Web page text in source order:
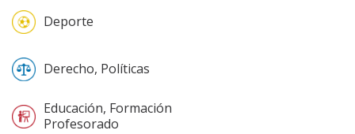
Deporte
Derecho, Políticas
Educación, Formación
Profesorado